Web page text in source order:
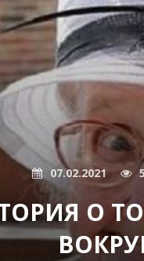
07.02.2021
О